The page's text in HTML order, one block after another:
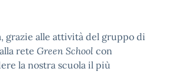
grazie alle attività del gruppo di
rete Green School con
la nostra scuola il più